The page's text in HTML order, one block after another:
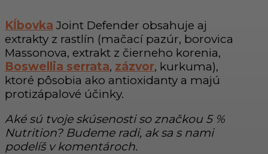
Kĺbovka Joint Defender obsahuje aj
extrakty z rastlín (mačací pazúr, borovica
Massonova, extrakt z čierneho korenia,
Boswellia serrata, zázvor, kurkuma),
ktoré pôsobia ako antioxidanty a majú
protizápalové účinky.
Aké sú tvoje skúsenosti so značkou 5 %
Nutrition? Budeme radi, ak sa s nami
podelíš v komentároch.